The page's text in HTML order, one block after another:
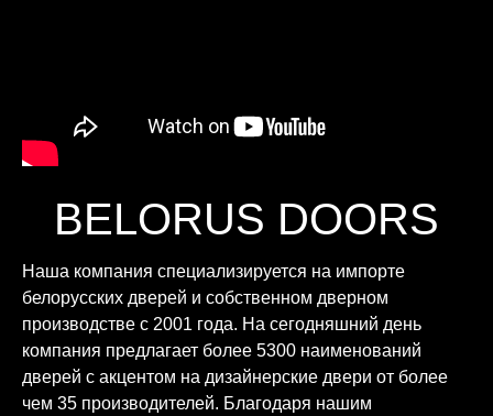
BELORUS DOORS
Наша компания специализируется на импорте
белорусских дверей и собственном дверном
производстве с 2001 года. На сегодняшний день
компания предлагает более 5300 наименований
дверей с акцентом на дизайнерские двери от более
чем 35 производителей. Благодаря нашим